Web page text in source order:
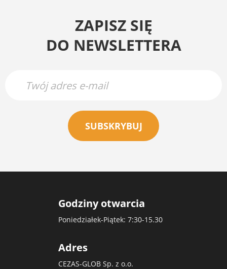
ZAPISZ SIĘ
DO NEWSLETTERA
SUBSKRYBUJ
Godziny otwarcia
Poniedziałek-Piątek: 7:30-15.30
Adres
CEZAS-GLOB Sp. z o.o.